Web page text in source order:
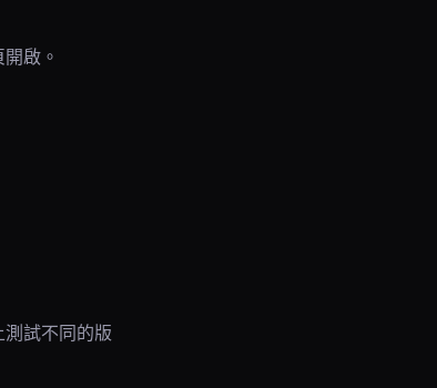
啟。
試不同的版